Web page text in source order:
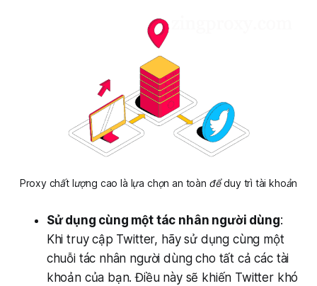
Proxy chất lượng cao là lựa chọn an toàn để duy trì tài khoản
Sử dụng cùng một tác nhân người dùng:
Khi truy cập Twitter, hãy sử dụng cùng một
chuỗi tác nhân người dùng cho tất cả các tài
khoản của bạn. Điều này sẽ khiến Twitter khó